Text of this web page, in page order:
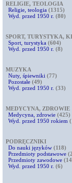
RELIGIE, TEOLOGIA
Religie, teologia (1315)
Wyd. przed 1950 r. (80)
SPORT, TURYSTYKA,
Sport, turystyka (604)
Wyd. przed 1950 r. (8)
MUZYKA
Nuty, śpiewniki (77)
Pozostałe (49)
Wyd. przed 1950 r. (33)
MEDYCYNA, ZDROWIE
Medycyna, zdrowie (425)
Wyd. przed 1950 rokiem
PODRĘCZNIKI
Do nauki języków (118)
Przedmioty podstawowe
Przedmioty zawodowe
Wyd. przed 1950 r. (6)